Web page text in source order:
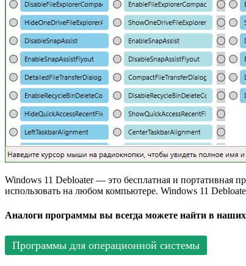
Windows 11 Debloater — это бесплатная и портативная
использовать на любом компьютере. Windows 11
Аналоги программы вы всегда можете найти в
Программы для операционной системы